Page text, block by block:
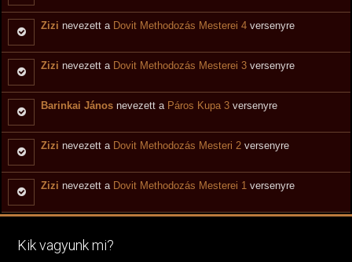
Zizi nevezett a Dovit Methodozás Mesterei 4 versenyre
Zizi nevezett a Dovit Methodozás Mesterei 3 versenyre
Barinkai János nevezett a Páros Kupa 3 versenyre
Zizi nevezett a Dovit Methodozás Mesteri 2 versenyre
Zizi nevezett a Dovit Methodozás Mesterei 1 versenyre
Kik vagyunk mi?